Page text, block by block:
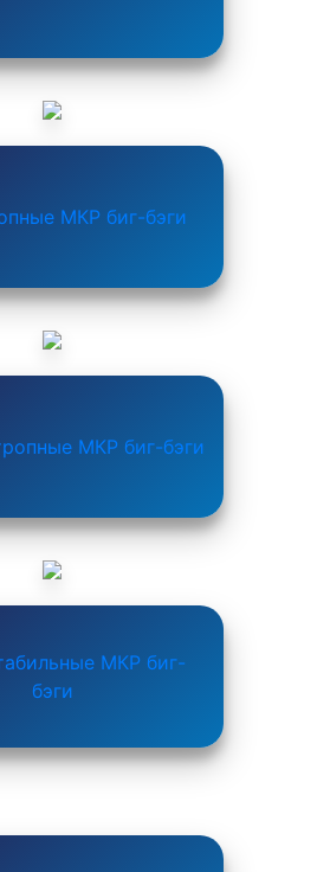
МКР биг-бэги
МКР биг-бэги
МКР биг-
бэги